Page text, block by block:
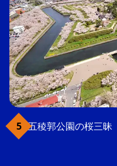
五稜郭公園の桜三昧